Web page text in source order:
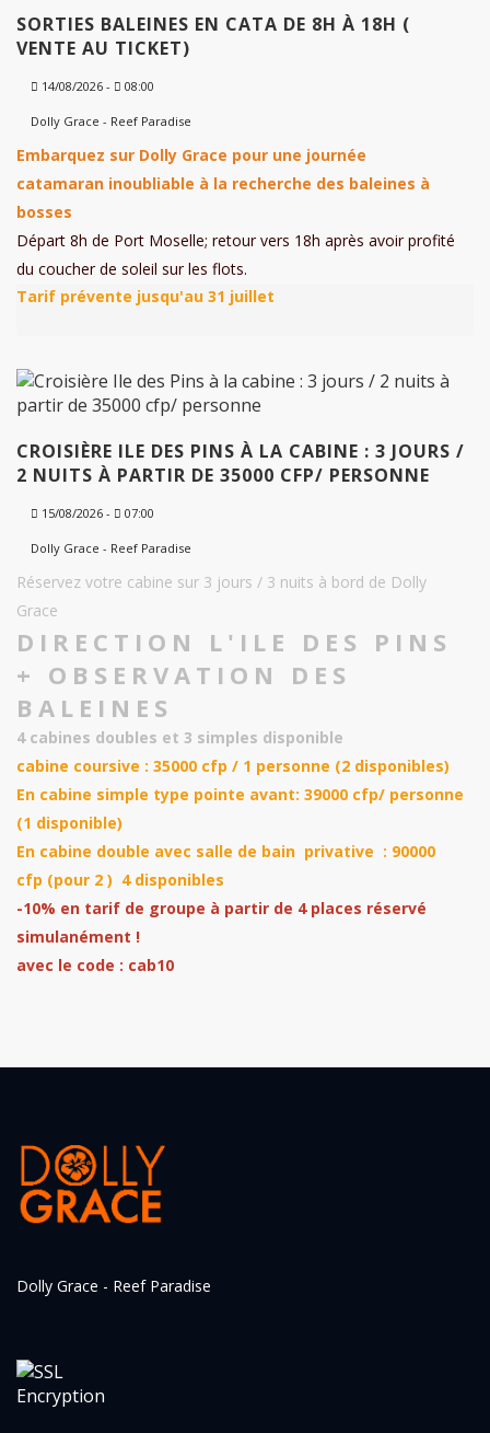
SORTIES BALEINES EN CATA DE 8H À 18H (
VENTE AU TICKET)
14/08/2026 - 08:00
Dolly Grace - Reef Paradise
Embarquez sur Dolly Grace pour une journée
catamaran inoubliable à la recherche des baleines à
bosses
Départ 8h de Port Moselle; retour vers 18h après avoir profité
du coucher de soleil sur les flots.
CROISIÈRE ILE DES PINS À LA CABINE : 3 JOURS /
2 NUITS À PARTIR DE 35000 CFP/ PERSONNE
15/08/2026 - 07:00
Dolly Grace - Reef Paradise
Réservez votre cabine sur 3 jours / 3 nuits à bord de Dolly
Grace
DIRECTION L'ILE DES PINS
+ OBSERVATION DES
BALEINES
4 cabines doubles et 3 simples disponible
cabine coursive : 35000 cfp / 1 personne (2 disponibles)
En cabine simple type pointe avant: 39000 cfp/ personne
(1 disponible)
En cabine double avec salle de bain privative : 90000
cfp (pour 2 ) 4 disponibles
-10% en tarif de groupe à partir de 4 places réservé
simulanément !
avec le code : cab10
Dolly Grace - Reef Paradise